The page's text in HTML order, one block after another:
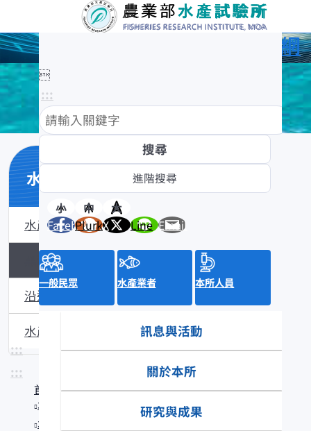
農業部水產試驗所全球資訊網

:::
小 中
大
Facebook
PlurkX Line Email
一般民眾 水產業者 本所人員
訊息與活動
關於本所
研究與成果
:::
水產數位典藏
水產數位典藏介紹
黑潮漁業數位典藏
沿近海標本數位典藏
水產生物圖說
:::
首頁
水產知識館
水產數位典藏